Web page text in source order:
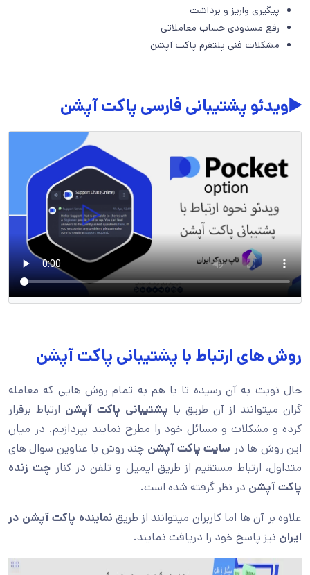
پیگیری واریز و برداشت
رفع مسدودی حساب معاملاتی
مشکلات فنی پلتفرم پاکت آپشن
▶️ویدئو پشتیبانی فارسی پاکت آپشن
روش های ارتباط با پشتیبانی پاکت آپشن
حال نوبت به آن رسیده تا با هم به تمام روش هایی که معامله
گران میتوانند از آن طریق با پشتیبانی پاکت آپشن ارتباط برقرار
کرده و مشکلات و مسائل خود را مطرح نمایند بپردازیم. در میان
این روش ها در سایت پاکت آپشن چند روش با عناوین سوال های
متداول، ارتباط مستقیم از طریق ایمیل و تلفن در کنار چت زنده
پاکت آپشن در نظر گرفته شده است.
علاوه بر آن ها اما کاربران میتوانند از طریق نماینده پاکت آپشن در
ایران نیز پاسخ خود را دریافت نمایند.